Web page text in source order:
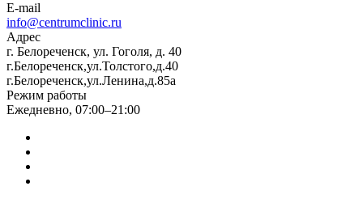
E-mail
info@centrumclinic.ru
Адрес
г. Белореченск, ул. Гоголя, д. 40
г.Белореченск,ул.Толстого,д.40
г.Белореченск,ул.Ленина,д.85а
Режим работы
Ежедневно, 07:00–21:00